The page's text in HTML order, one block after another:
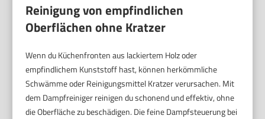
Reinigung von empfindlichen
Oberflächen ohne Kratzer
Wenn du Küchenfronten aus lackiertem Holz oder
empfindlichem Kunststoff hast, können herkömmliche
Schwämme oder Reinigungsmittel Kratzer verursachen. Mit
dem Dampfreiniger reinigen du schonend und effektiv, ohne
die Oberfläche zu beschädigen. Die feine Dampfsteuerung bei